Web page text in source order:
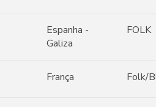
Espanha -
Galiza
FOLK
França Folk/